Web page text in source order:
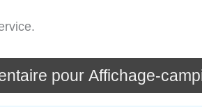
pour Affichage-